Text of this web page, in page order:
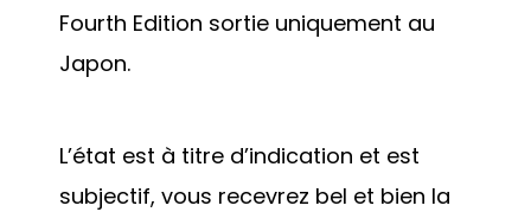
Fourth Edition sortie uniquement au
Japon.
L’état est à titre d’indication et est
subjectif, vous recevrez bel et bien la